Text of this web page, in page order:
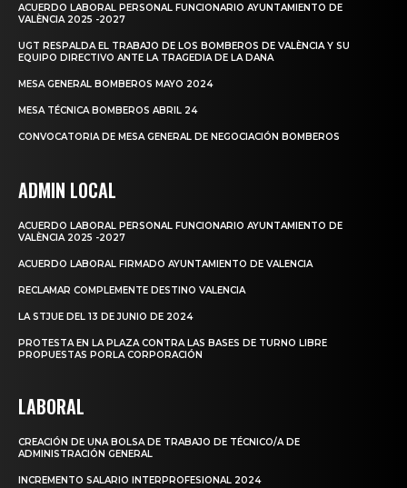
ACUERDO LABORAL PERSONAL FUNCIONARIO AYUNTAMIENTO DE
VALÈNCIA 2025 -2027
UGT RESPALDA EL TRABAJO DE LOS BOMBEROS DE VALÈNCIA Y SU
EQUIPO DIRECTIVO ANTE LA TRAGEDIA DE LA DANA
MESA GENERAL BOMBEROS MAYO 2024
MESA TÉCNICA BOMBEROS ABRIL 24
CONVOCATORIA DE MESA GENERAL DE NEGOCIACIÓN BOMBEROS
ADMIN LOCAL
ACUERDO LABORAL PERSONAL FUNCIONARIO AYUNTAMIENTO DE
VALÈNCIA 2025 -2027
ACUERDO LABORAL FIRMADO AYUNTAMIENTO DE VALENCIA
RECLAMAR COMPLEMENTE DESTINO VALENCIA
LA STJUE DEL 13 DE JUNIO DE 2024
PROTESTA EN LA PLAZA CONTRA LAS BASES DE TURNO LIBRE
PROPUESTAS PORLA CORPORACIÓN
LABORAL
CREACIÓN DE UNA BOLSA DE TRABAJO DE TÉCNICO/A DE
ADMINISTRACIÓN GENERAL
INCREMENTO SALARIO INTERPROFESIONAL 2024